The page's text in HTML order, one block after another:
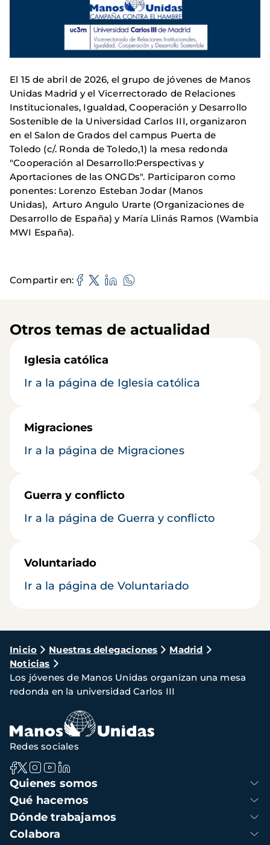
El 15 de abril de 2026, el grupo de jóvenes de Manos
Unidas Madrid y el Vicerrectorado de Relaciones
Institucionales, Igualdad, Cooperación y Desarrollo
Sostenible de la Universidad Carlos III, organizaron
en el Salon de Grados del campus Puerta de
Toledo (c/. Ronda de Toledo,1) la mesa redonda
"Cooperación al Desarrollo:Perspectivas y
Aportaciones de las ONGDs". Participaron como
ponentes: Lorenzo Esteban Jodar (Manos
Unidas), Arturo Angulo Urarte (Organizaciones de
Desarrollo de España) y María Llinás Ramos (Wambia
MWI España).
Compartir en
Otros temas de actualidad
Iglesia católica
Ir a la página de Iglesia católica
Migraciones
Ir a la página de Migraciones
Guerra y conflicto
Ir a la página de Guerra y conflicto
Voluntariado
Ir a la página de Voluntariado
Ruta
de
navegación
Inicio Nuestras delegaciones
Madrid
Noticias
Los jóvenes de Manos Unidas organizan una mesa
redonda en la universidad Carlos III
Navegación
principal
Quienes somos
Qué hacemos
Dónde trabajamos
Colabora
Redes sociales